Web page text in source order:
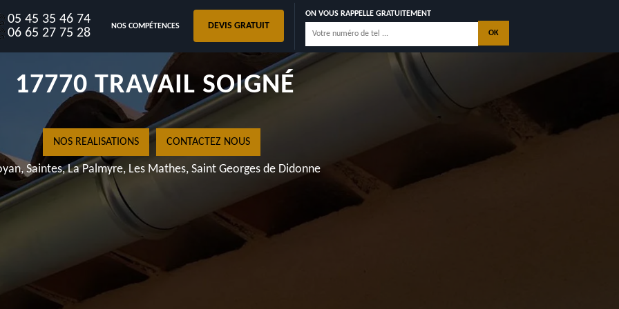
05 45 35 46 74
06 65 27 75 28
NOS COMPÉTENCES DEVIS GRATUIT
ON VOUS RAPPELLE GRATUITEMENT
LA FREDIERE
17770 TRAVAIL SOIGNÉ
NOS REALISATIONS CONTACTEZ NOUS
Saintes, La Palmyre, Les Mathes, Saint Georges de Didonne